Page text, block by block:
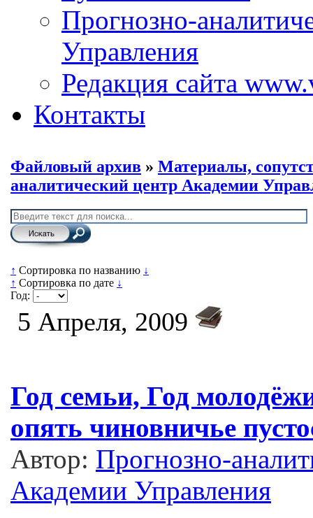
Прогнозно-
Управления
Редакция сайта
Контакты
Файловый архив » Материалы,
аналитический центр Академии
↑ Сортировка по названию ↓
↑ Сортировка по дате ↓
Год:
5 Апреля, 2009
Год семьи, Год
опять чиновничье
Автор: Прогнозно-
Академии Управления